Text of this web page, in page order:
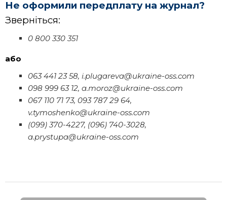
Не оформили передплату на журнал?
Зверніться:
0 800 330 351
або
063 441 23 58, i.plugareva@ukraine-oss.com
098 999 63 12, a.moroz@ukraine-oss.com
067 110 71 73, 093 787 29 64,
v.tymoshenko@ukraine-oss.com
(099) 370-4227, (096) 740-3028,
a.prystupa@ukraine-oss.com